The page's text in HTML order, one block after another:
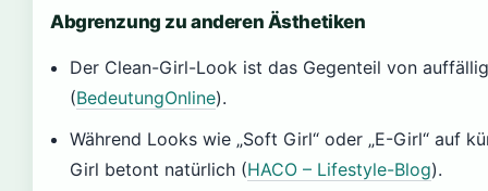
Abgrenzung zu anderen Ästhetiken
Der Clean-Girl-Look ist das Gegenteil von
(BedeutungOnline).
Während Looks wie „Soft Girl“ oder „E-Girl“ auf
Girl betont natürlich (HACO – Lifestyle-Blog).